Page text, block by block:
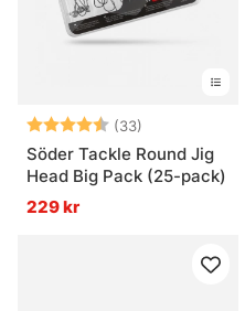
Betyg: (33)
4.6 utav 5
Söder Tackle Round Jig
Head Big Pack (25-pack)
229 kr